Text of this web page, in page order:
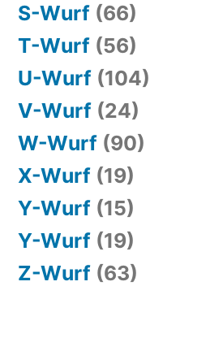
S-Wurf (66)
T-Wurf (56)
U-Wurf (104)
V-Wurf (24)
W-Wurf (90)
X-Wurf (19)
Y-Wurf (15)
Y-Wurf (19)
Z-Wurf (63)